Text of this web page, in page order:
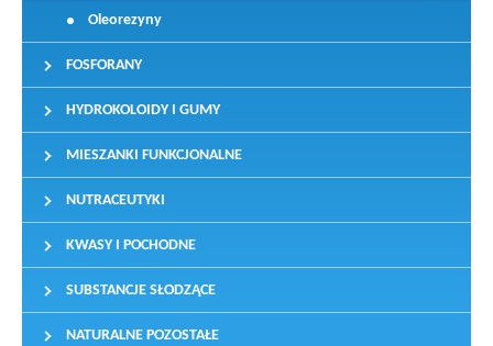
Oleorezyny
FOSFORANY
HYDROKOLOIDY I GUMY
MIESZANKI FUNKCJONALNE
NUTRACEUTYKI
KWASY I POCHODNE
SUBSTANCJE SŁODZĄCE
NATURALNE POZOSTAŁE